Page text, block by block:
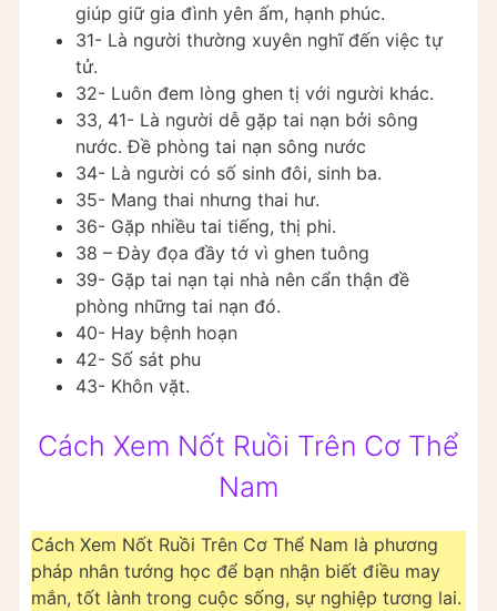
giúp giữ gia đình yên ấm, hạnh phúc.
31- Là người thường xuyên nghĩ đến việc tự
tử.
32- Luôn đem lòng ghen tị với người khác.
33, 41- Là người dễ gặp tai nạn bởi sông
nước. Đề phòng tai nạn sông nước
34- Là người có số sinh đôi, sinh ba.
35- Mang thai nhưng thai hư.
36- Gặp nhiều tai tiếng, thị phi.
38 – Đày đọa đầy tớ vì ghen tuông
39- Gặp tai nạn tại nhà nên cẩn thận đề
phòng những tai nạn đó.
40- Hay bệnh hoạn
42- Số sát phu
43- Khôn vặt.
Cách Xem Nốt Ruồi Trên Cơ Thể
Nam
Cách Xem Nốt Ruồi Trên Cơ Thể Nam là phương
pháp nhân tướng học để bạn nhận biết điều may
mắn, tốt lành trong cuộc sống, sự nghiệp tương lai.